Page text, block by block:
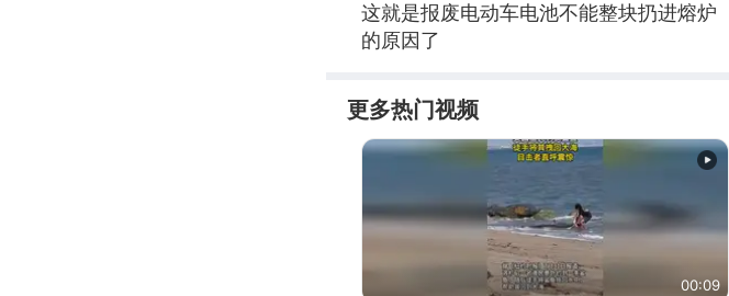
这就是报废电动车电池不能整块扔进熔炉
的原因了
更多热门视频
00:09